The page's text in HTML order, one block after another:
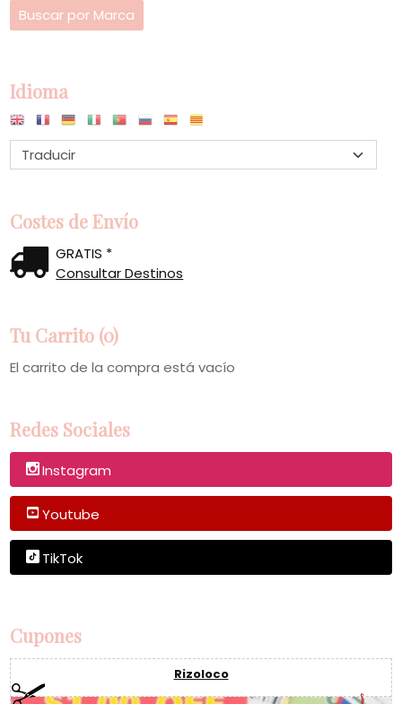
Idioma
Costes de Envío
GRATIS *
Consultar Destinos
Tu Carrito (0)
El carrito de la compra está vacío
Redes Sociales
Instagram
Youtube
TikTok
Cupones
Rizoloco